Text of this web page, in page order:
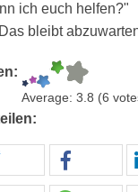
ich euch helfen?"
bleibt
Average: 3.8 (6